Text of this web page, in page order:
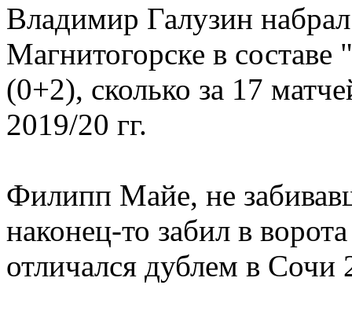
Владимир Галузин
Магнитогорске в
(0+2), сколько за 17
2019/20 гг.
Филипп Майе, не
наконец-то забил в
отличался дублем в Сочи